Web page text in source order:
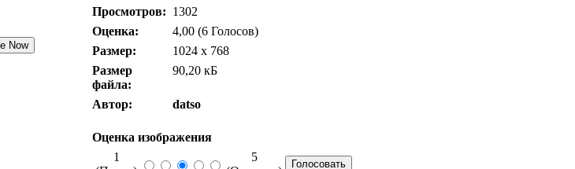
Просмотров: 1302
Оценка:
4,00 (6 Голосов)
Размер:
1024 x 768
Размер
файла:
90,20 кБ
Автор: datso
Оценка изображения
1
5